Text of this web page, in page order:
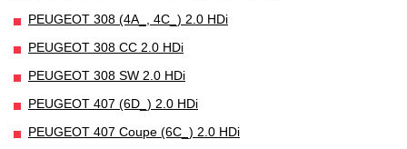
PEUGEOT 308 (4A_, 4C_) 2.0 HDi
PEUGEOT 308 CC 2.0 HDi
PEUGEOT 308 SW 2.0 HDi
PEUGEOT 407 (6D_) 2.0 HDi
PEUGEOT 407 Coupe (6C_) 2.0 HDi